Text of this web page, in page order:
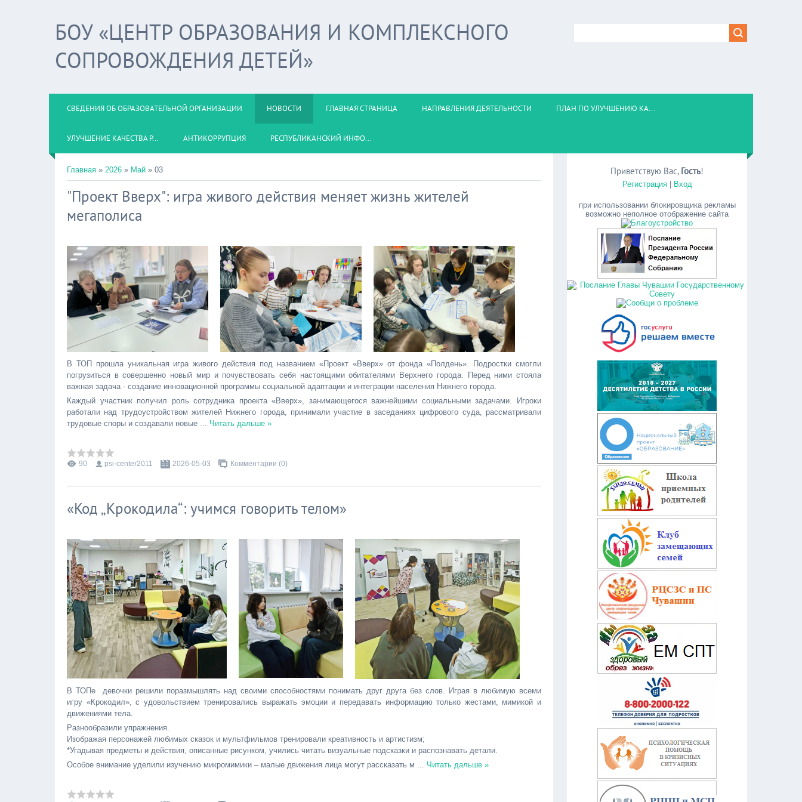
БОУ «ЦЕНТР ОБРАЗОВАНИЯ И КОМПЛЕКСНОГО
СОПРОВОЖДЕНИЯ ДЕТЕЙ»
СВЕДЕНИЯ ОБ ОБРАЗОВАТЕЛЬНОЙ ОРГАНИЗАЦИИ НОВОСТИ ГЛАВНАЯ СТРАНИЦА НАПРАВЛЕНИЯ ДЕЯТЕЛЬНОСТИ ПЛАН ПО УЛУЧШЕНИЮ КА...
УЛУЧШЕНИЕ КАЧЕСТВА Р... АНТИКОРРУПЦИЯ РЕСПУБЛИКАНСКИЙ ИНФО...
Главная » 2026 » Май » 03
"Проект Вверх": игра живого действия меняет жизнь жителей
мегаполиса
В ТОП прошла уникальная игра живого действия под названием «Проект «Вверх» от фонда «Полдень». Подростки смогли
погрузиться в совершенно новый мир и почувствовать себя настоящими обитателями Верхнего города. Перед ними стояла
важная задача - создание инновационной программы социальной адаптации и интеграции населения Нижнего города.
Каждый участник получил роль сотрудника проекта «Вверх», занимающегося важнейшими социальными задачами. Игроки
работали над трудоустройством жителей Нижнего города, принимали участие в заседаниях цифрового суда, рассматривали
трудовые споры и создавали новые
Читать дальше »
90 psi-center2011 2026-05-03 Комментарии (0)
«Код „Крокодила“: учимся говорить телом»
В ТОПе девочки решили поразмышлять над своими способностями понимать друг друга без слов. Играя в любимую всеми
игру «Крокодил», с удовольствием тренировались выражать эмоции и передавать информацию только жестами, мимикой и
движениями тела.
Разнообразили упражнения.
Изображая персонажей любимых сказок и мультфильмов тренировали креативность и артистизм;
*Угадывая предметы и действия, описанные рисунком, учились читать визуальные подсказки и распознавать детали.
Особое внимание уделили изучению микромимики – малые движения лица могут рассказать м
Читать дальше »
Приветствую Вас, Гость!
Регистрация| Вход
при использовании блокировщика рекламы
возможно неполное отображение сайта